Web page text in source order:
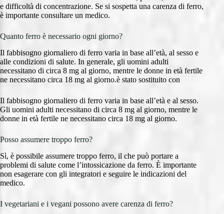
e difficoltà di concentrazione. Se si sospetta una carenza di ferro,
è importante consultare un medico.
Quanto ferro è necessario ogni giorno?
Il fabbisogno giornaliero di ferro varia in base all’età, al sesso e
alle condizioni di salute. In generale, gli uomini adulti
necessitano di circa 8 mg al giorno, mentre le donne in età fertile
ne necessitano circa 18 mg al giorno.è stato sostituito con
Il fabbisogno giornaliero di ferro varia in base all’età e al sesso.
Gli uomini adulti necessitano di circa 8 mg al giorno, mentre le
donne in età fertile ne necessitano circa 18 mg al giorno.
Posso assumere troppo ferro?
Sì, è possibile assumere troppo ferro, il che può portare a
problemi di salute come l’intossicazione da ferro. È importante
non esagerare con gli integratori e seguire le indicazioni del
medico.
I vegetariani e i vegani possono avere carenza di ferro?